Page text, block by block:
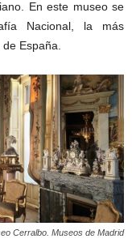
En este museo se
Nacional, la más
España.
Cerralbo. Museos de Madrid